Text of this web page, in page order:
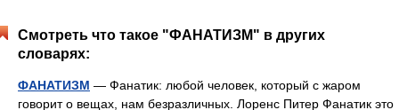
Смотреть что такое "ФАНАТИЗМ" в других
словарях:
ФАНАТИЗМ — Фанатик: любой человек, который с жаром
говорит о вещах, нам безразличных. Лоренс Питер Фанатик это